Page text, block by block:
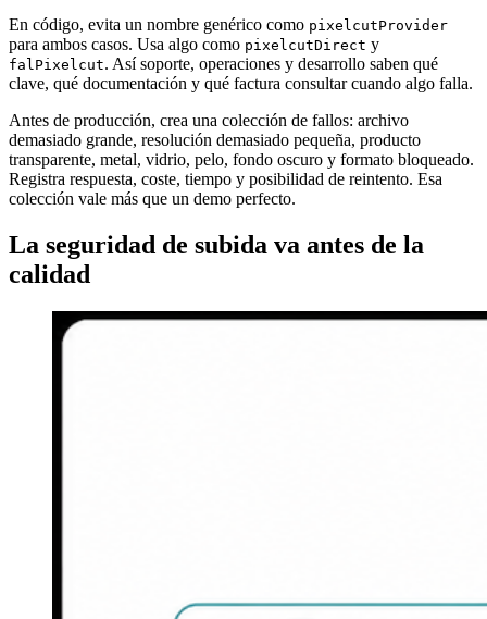
En código, evita un nombre genérico como pixelcutProvider
para ambos casos. Usa algo como pixelcutDirect y
falPixelcut. Así soporte, operaciones y desarrollo saben qué
clave, qué documentación y qué factura consultar cuando algo falla.
Antes de producción, crea una colección de fallos: archivo
demasiado grande, resolución demasiado pequeña, producto
transparente, metal, vidrio, pelo, fondo oscuro y formato bloqueado.
Registra respuesta, coste, tiempo y posibilidad de reintento. Esa
colección vale más que un demo perfecto.
La seguridad de subida va antes de la
calidad